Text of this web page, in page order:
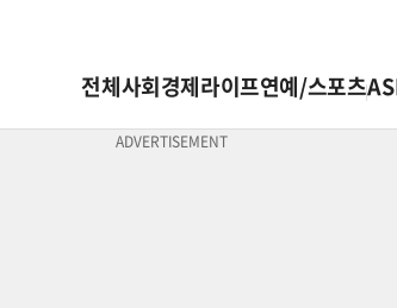
전체사회경제라이프연예/스포츠